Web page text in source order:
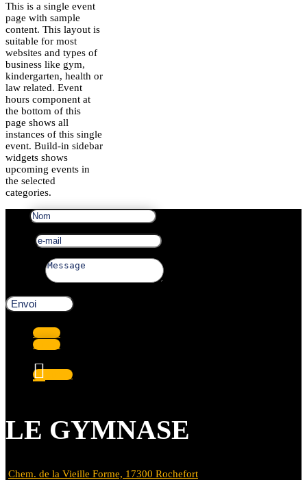
This is a single event
page with sample
content. This layout is
suitable for most
websites and types of
business like gym,
kindergarten, health or
law related. Event
hours component at
the bottom of this
page shows all
instances of this single
event. Build-in sidebar
widgets shows
upcoming events in
the selected
categories.
Envoi
Suivre
Suivre
Suivre
LE GYMNASE
Chem. de la Vieille Forme, 17300 Rochefort